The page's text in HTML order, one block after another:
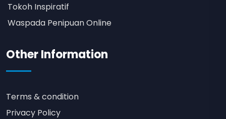
Tokoh Inspiratif
Waspada Penipuan Online
Other Information
Terms & condition
Privacy Policy